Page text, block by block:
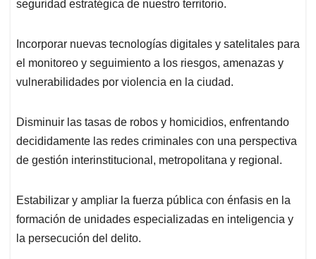
seguridad estratégica de nuestro territorio.
Incorporar nuevas tecnologías digitales y satelitales para
el monitoreo y seguimiento a los riesgos, amenazas y
vulnerabilidades por violencia en la ciudad.
Disminuir las tasas de robos y homicidios, enfrentando
decididamente las redes criminales con una perspectiva
de gestión interinstitucional, metropolitana y regional.
Estabilizar y ampliar la fuerza pública con énfasis en la
formación de unidades especializadas en inteligencia y
la persecución del delito.